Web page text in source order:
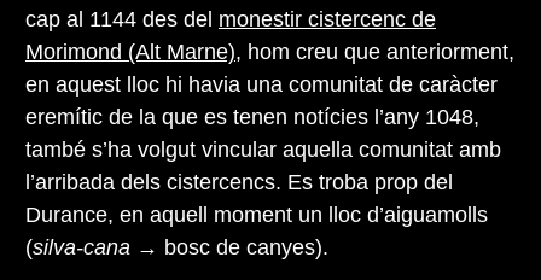
cap al 1144 des del monestir cistercenc de
Morimond (Alt Marne), hom creu que anteriorment,
en aquest lloc hi havia una comunitat de caràcter
eremític de la que es tenen notícies l’any 1048,
també s’ha volgut vincular aquella comunitat amb
l’arribada dels cistercencs. Es troba prop del
Durance, en aquell moment un lloc d’aiguamolls
(silva-cana → bosc de canyes).